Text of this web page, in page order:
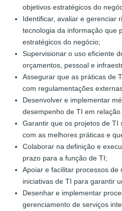
objetivos estratégicos do
Identificar, avaliar e gerenciar
tecnologia da informação que
estratégicos do negócio;
Supervisionar o uso eficiente
orçamentos, pessoal e
Assegurar que as práticas de
com regulamentações
Desenvolver e implementar
desempenho de TI em
Garantir que os projetos de TI
com as melhores práticas e
Colaborar na definição e
prazo para a função de TI;
Apoiar e facilitar processos de
iniciativas de TI para garantir
Desenhar e implementar
gerenciamento de serviços